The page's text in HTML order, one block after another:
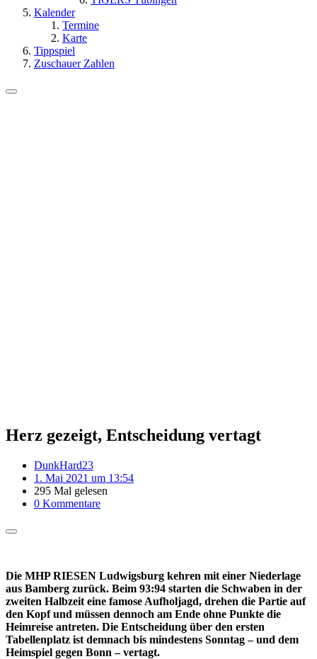
Kalender
Termine
Karte
Tippspiel
Zuschauer Zahlen
Herz gezeigt, Entscheidung vertagt
DunkHard23
1. Mai 2021 um 13:54
295 Mal gelesen
0 Kommentare
Die MHP RIESEN Ludwigsburg kehren mit einer Niederlage
aus Bamberg zurück. Beim 93:94 starten die Schwaben in der
zweiten Halbzeit eine famose Aufholjagd, drehen die Partie auf
den Kopf und müssen dennoch am Ende ohne Punkte die
Heimreise antreten. Die Entscheidung über den ersten
Tabellenplatz ist demnach bis mindestens Sonntag – und dem
Heimspiel gegen Bonn – vertagt.